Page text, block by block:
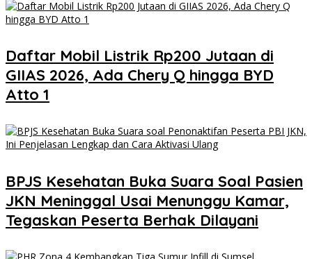
Daftar Mobil Listrik Rp200 Jutaan di
GIIAS 2026, Ada Chery Q hingga BYD
Atto 1
BPJS Kesehatan Buka Suara Soal Pasien
JKN Meninggal Usai Menunggu Kamar,
Tegaskan Peserta Berhak Dilayani